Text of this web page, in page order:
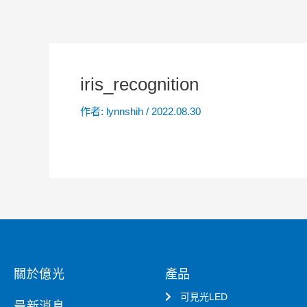
iris_recognition
作者: lynnshih / 2022.08.30
關於億光 產品
可見光LED